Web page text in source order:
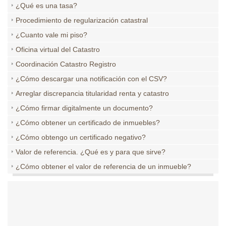
¿Qué es una tasa?
Procedimiento de regularización catastral
¿Cuanto vale mi piso?
Oficina virtual del Catastro
Coordinación Catastro Registro
¿Cómo descargar una notificación con el CSV?
Arreglar discrepancia titularidad renta y catastro
¿Cómo firmar digitalmente un documento?
¿Cómo obtener un certificado de inmuebles?
¿Cómo obtengo un certificado negativo?
Valor de referencia. ¿Qué es y para que sirve?
¿Cómo obtener el valor de referencia de un inmueble?